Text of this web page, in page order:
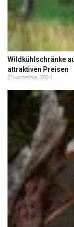
Wildkühlschränke
attraktiven Preisen
25 września, 2024